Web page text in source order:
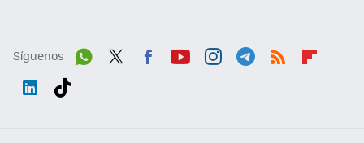
Síguenos